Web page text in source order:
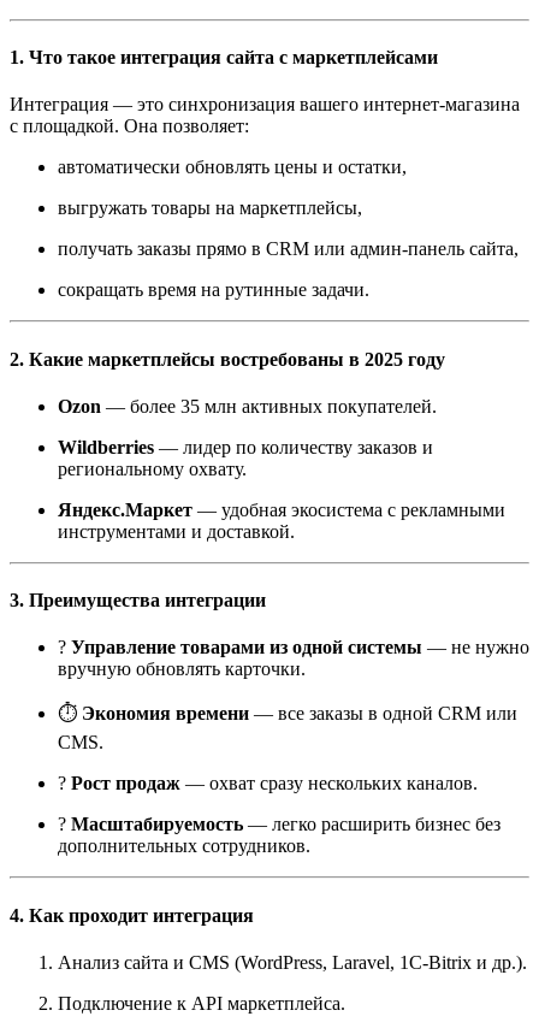
1. Что такое интеграция сайта с маркетплейсами
Интеграция — это синхронизация вашего интернет-магазина
с площадкой. Она позволяет:
автоматически обновлять цены и остатки,
выгружать товары на маркетплейсы,
получать заказы прямо в CRM или админ-панель сайта,
сокращать время на рутинные задачи.
2. Какие маркетплейсы востребованы в 2025 году
Ozon — более 35 млн активных покупателей.
Wildberries — лидер по количеству заказов и
региональному охвату.
Яндекс.Маркет — удобная экосистема с рекламными
инструментами и доставкой.
3. Преимущества интеграции
? Управление товарами из одной системы — не нужно
вручную обновлять карточки.
⏱ Экономия времени — все заказы в одной CRM или
CMS.
? Рост продаж — охват сразу нескольких каналов.
? Масштабируемость — легко расширить бизнес без
дополнительных сотрудников.
4. Как проходит интеграция
Анализ сайта и CMS (WordPress, Laravel, 1C-Bitrix и др.).
Подключение к API маркетплейса.